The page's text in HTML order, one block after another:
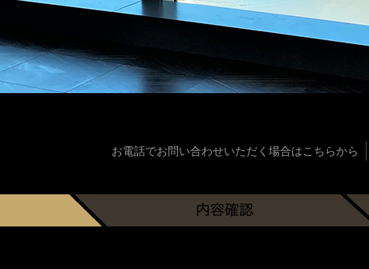
お電話でお問い合わせいただく場合はこちらから